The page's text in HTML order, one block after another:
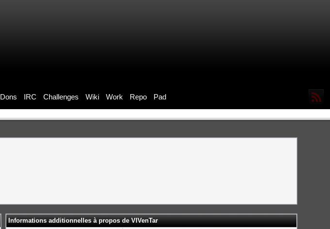
Dons IRC Challenges Wiki Work Repo Pad
Informations additionnelles à propos de VIVenTar